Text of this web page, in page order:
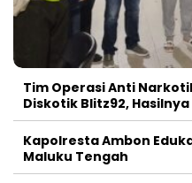
Tim Operasi Anti
Diskotik Blitz92, Hasilnya
Kapolresta Ambon
Maluku Tengah